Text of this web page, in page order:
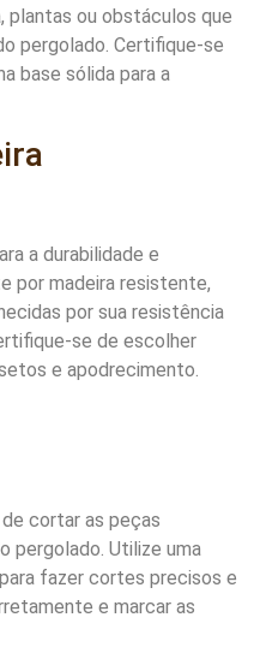
plantas ou obstáculos que
pergolado. Certifique-se
base sólida para a
a durabilidade e
por madeira resistente,
por sua resistência
se de escolher
e apodrecimento.
cortar as peças
pergolado. Utilize uma
fazer cortes precisos e
e marcar as